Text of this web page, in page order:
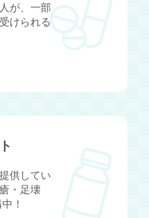
が、一部
けられる
供してい
・足壊
！